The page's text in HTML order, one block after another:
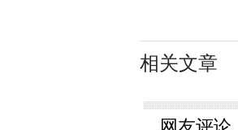
相关文章